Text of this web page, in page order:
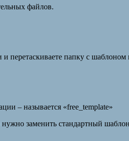
файлов.
папку с шаблоном
– называется «free_template»
заменить стандартный